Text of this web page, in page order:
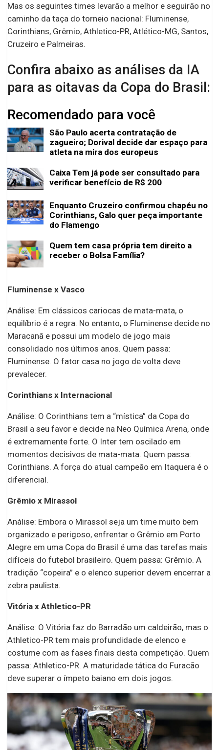
Mas os seguintes times levarão a melhor e seguirão no
caminho da taça do torneio nacional: Fluminense,
Corinthians, Grêmio, Athletico-PR, Atlético-MG, Santos,
Cruzeiro e Palmeiras.
Confira abaixo as análises da IA
para as oitavas da Copa do Brasil:
Recomendado para você
São Paulo acerta contratação de
zagueiro; Dorival decide dar espaço para
atleta na mira dos europeus
Caixa Tem já pode ser consultado para
verificar benefício de R$ 200
Enquanto Cruzeiro confirmou chapéu no
Corinthians, Galo quer peça importante
do Flamengo
Quem tem casa própria tem direito a
receber o Bolsa Família?
Fluminense x Vasco
Análise: Em clássicos cariocas de mata-mata, o
equilíbrio é a regra. No entanto, o Fluminense decide no
Maracanã e possui um modelo de jogo mais
consolidado nos últimos anos. Quem passa:
Fluminense. O fator casa no jogo de volta deve
prevalecer.
Corinthians x Internacional
Análise: O Corinthians tem a “mística” da Copa do
Brasil a seu favor e decide na Neo Química Arena, onde
é extremamente forte. O Inter tem oscilado em
momentos decisivos de mata-mata. Quem passa:
Corinthians. A força do atual campeão em Itaquera é o
diferencial.
Grêmio x Mirassol
Análise: Embora o Mirassol seja um time muito bem
organizado e perigoso, enfrentar o Grêmio em Porto
Alegre em uma Copa do Brasil é uma das tarefas mais
difíceis do futebol brasileiro. Quem passa: Grêmio. A
tradição “copeira” e o elenco superior devem encerrar a
zebra paulista.
Vitória x Athletico-PR
Análise: O Vitória faz do Barradão um caldeirão, mas o
Athletico-PR tem mais profundidade de elenco e
costume com as fases finais desta competição. Quem
passa: Athletico-PR. A maturidade tática do Furacão
deve superar o ímpeto baiano em dois jogos.